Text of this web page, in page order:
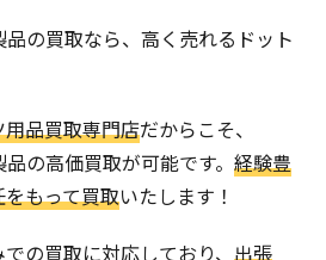
の買取なら、高く売れるドット
品買取専門店だからこそ、
の高価買取が可能です。 経験豊
もって買取いたします！
の買取に対応しており、 出張